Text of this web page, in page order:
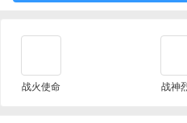
战火使命 战神